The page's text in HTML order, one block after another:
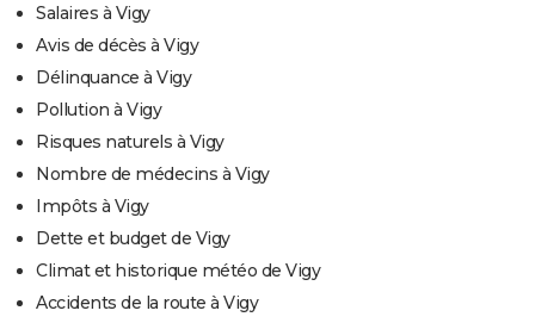
Salaires à Vigy
Avis de décès à Vigy
Délinquance à Vigy
Pollution à Vigy
Risques naturels à Vigy
Nombre de médecins à Vigy
Impôts à Vigy
Dette et budget de Vigy
Climat et historique météo de Vigy
Accidents de la route à Vigy